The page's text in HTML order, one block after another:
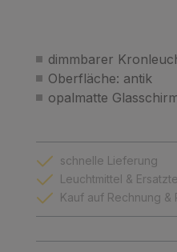
dimmbarer
Oberfläche: antik
opalmatte
schnelle Lieferung
Leuchtmittel &
Kauf auf Rechnung &